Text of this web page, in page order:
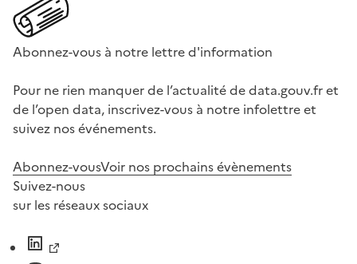
Abonnez-vous à notre lettre d'information
Pour ne rien manquer de l’actualité de data.gouv.fr et
de l’open data, inscrivez-vous à notre infolettre et
suivez nos événements.
Abonnez-vousVoir nos prochains évènements
Suivez-nous
sur les réseaux sociaux